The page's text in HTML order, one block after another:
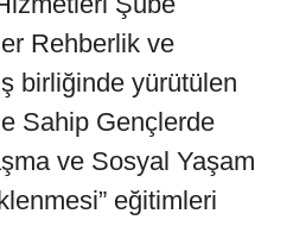
Rehberlik ve
birliğinde yürütülen
Sahip Gençlerde
ve Sosyal Yaşam
eğitimleri